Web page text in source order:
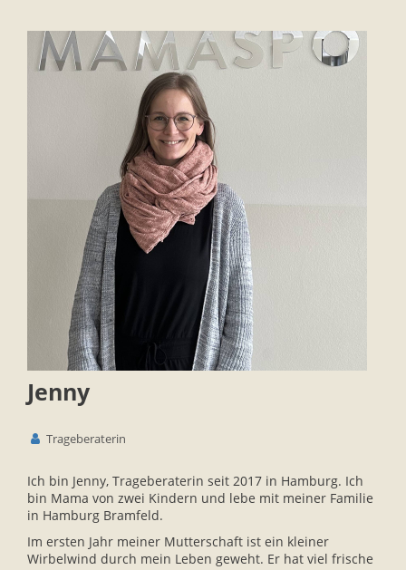
Jenny
Trageberaterin
Ich bin Jenny, Trageberaterin seit 2017 in Hamburg. Ich
bin Mama von zwei Kindern und lebe mit meiner Familie
in Hamburg Bramfeld.
Im ersten Jahr meiner Mutterschaft ist ein kleiner
Wirbelwind durch mein Leben geweht. Er hat viel frische